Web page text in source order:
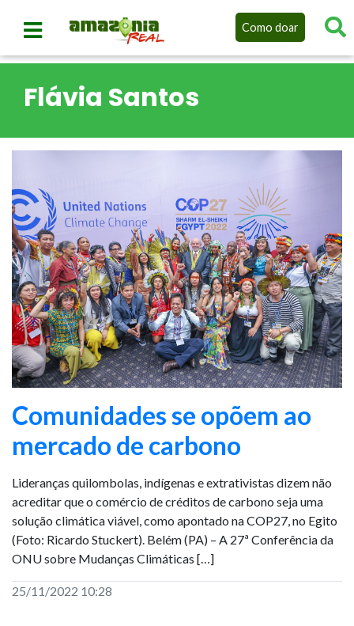
Como doar
Flávia Santos
Comunidades se opõem ao
mercado de carbono
Lideranças quilombolas, indígenas e extrativistas dizem não
acreditar que o comércio de créditos de carbono seja uma
solução climática viável, como apontado na COP27, no Egito
(Foto: Ricardo Stuckert). Belém (PA) – A 27ª Conferência da
ONU sobre Mudanças Climáticas […]
25/11/2022 10:28